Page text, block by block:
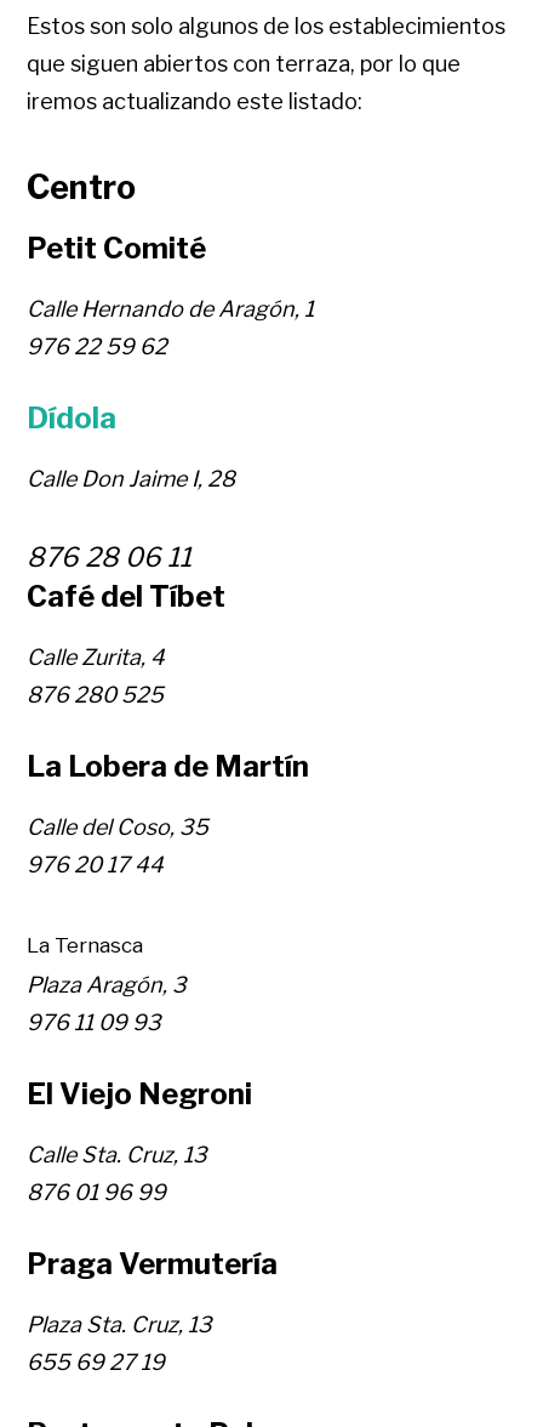
Estos son solo algunos de los establecimientos
que siguen abiertos con terraza, por lo que
iremos actualizando este listado:
Centro
Petit Comité
Calle Hernando de Aragón, 1
976 22 59 62
Dídola
Calle Don Jaime I, 28
876 28 06 11
Café del Tíbet
Calle Zurita, 4
876 280 525
La Lobera de Martín
Calle del Coso, 35
976 20 17 44
La Ternasca
Plaza Aragón, 3
976 11 09 93
El Viejo Negroni
Calle Sta. Cruz, 13
876 01 96 99
Praga Vermutería
Plaza Sta. Cruz, 13
655 69 27 19